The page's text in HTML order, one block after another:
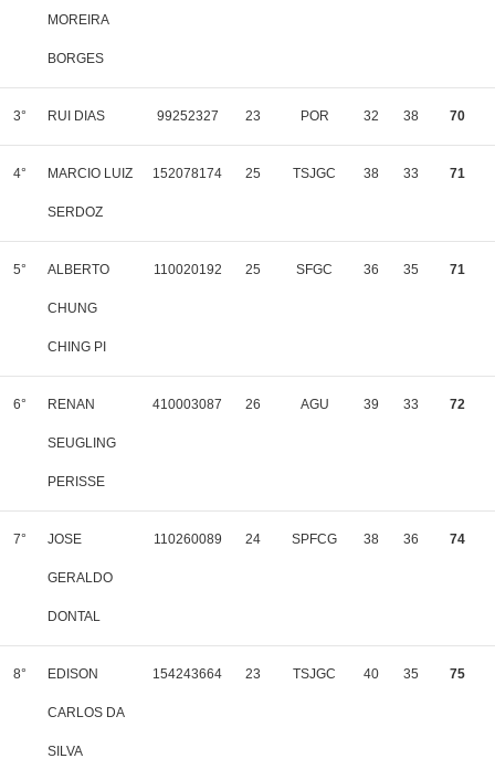
MOREIRA
BORGES
3° RUI DIAS 99252327 23 POR 32 38 70
4° MARCIO LUIZ
SERDOZ
152078174 25 TSJGC 38 33 71
5° ALBERTO
CHUNG
CHING PI
110020192 25 SFGC 36 35 71
6° RENAN
SEUGLING
PERISSE
410003087 26 AGU 39 33 72
7° JOSE
GERALDO
DONTAL
110260089 24 SPFCG 38 36 74
8° EDISON
CARLOS DA
SILVA
154243664 23 TSJGC 40 35 75